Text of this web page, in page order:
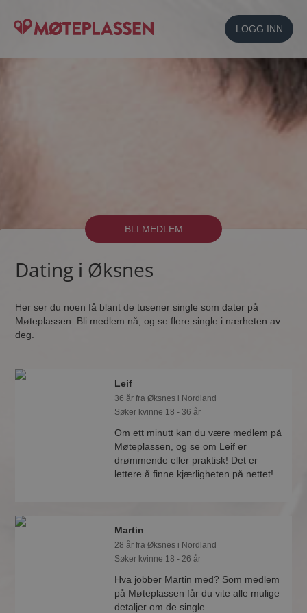
LOGG INN
BLI MEDLEM
Dating i Øksnes
Her ser du noen få blant de tusener single som dater på
Møteplassen. Bli medlem nå, og se flere single i nærheten av
deg.
Leif
36 år fra Øksnes i Nordland
Søker kvinne 18 - 36 år
Om ett minutt kan du være medlem på
Møteplassen, og se om Leif er
drømmende eller praktisk! Det er
lettere å finne kjærligheten på nettet!
Martin
28 år fra Øksnes i Nordland
Søker kvinne 18 - 26 år
Hva jobber Martin med? Som medlem
på Møteplassen får du vite alle mulige
detaljer om de single.